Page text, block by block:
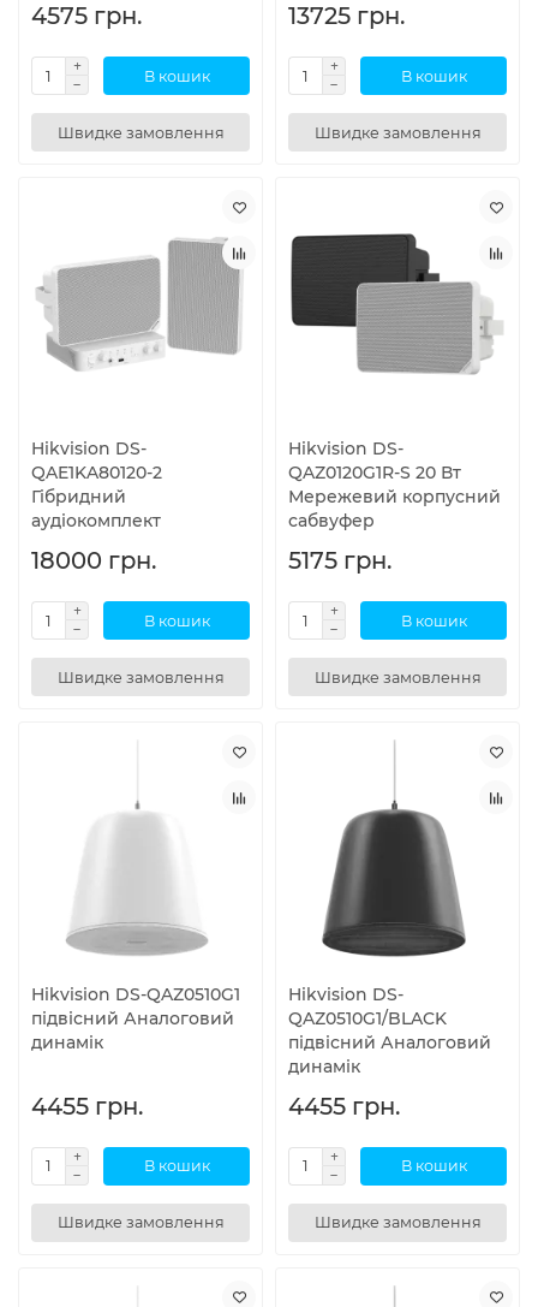
4575 грн.
В кошик
Швидке замовлення
13725 грн.
В кошик
Швидке замовлення
Hikvision DS-
QAE1KA80120-2
Гібридний
аудіокомплект
18000 грн.
В кошик
Швидке замовлення
Hikvision DS-
QAZ0120G1R-S 20 Вт
Мережевий корпусний
сабвуфер
5175 грн.
В кошик
Швидке замовлення
Hikvision DS-QAZ0510G1
підвісний Аналоговий
динамік
4455 грн.
В кошик
Швидке замовлення
Hikvision DS-
QAZ0510G1/BLACK
підвісний Аналоговий
динамік
4455 грн.
В кошик
Швидке замовлення